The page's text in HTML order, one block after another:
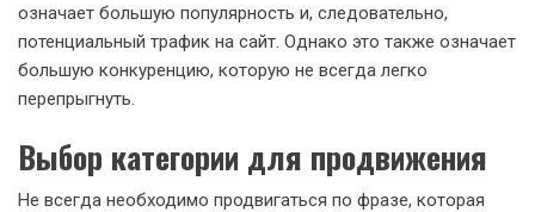
означает большую популярность и, следовательно,
потенциальный трафик на сайт. Однако это также означает
большую конкуренцию, которую не всегда легко
перепрыгнуть.
Выбор категории для продвижения
Не всегда необходимо продвигаться по фразе, которая